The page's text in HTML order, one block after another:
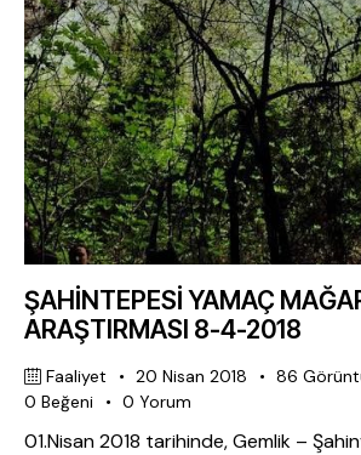
ŞAHİNTEPESİ YAMAÇ
ARAŞTIRMASI 8-4-2018
Faaliyet 20 Nisan 2018 86
0 Beğeni 0 Yorum
01.Nisan 2018 tarihinde, Gemlik –